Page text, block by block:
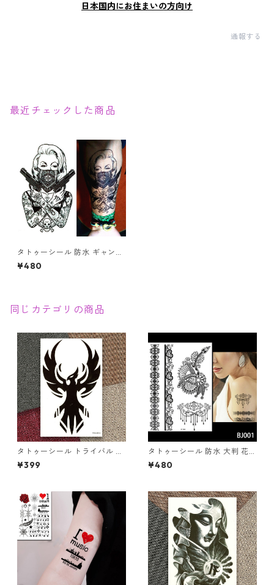
日本国内にお住まいの方向け
通報する
最近チェックした商品
タトゥーシール 防水 ギャング
ガール タトゥーガール 女性 ピ
ストル ボディシール オマケ付
¥480
同じカテゴリの商品
タトゥーシール トライバル イ
ーグル 鳥 鷹 リアル 本物 モノ
クロ 墨 トーテム 入れ墨 刺青
TATOO オマケ付
¥399
タトゥーシール 防水 大判 花
ヘナ フラワー ヘナタトゥー J
001 刺青 入れ墨 墨 隠す モノ
¥480